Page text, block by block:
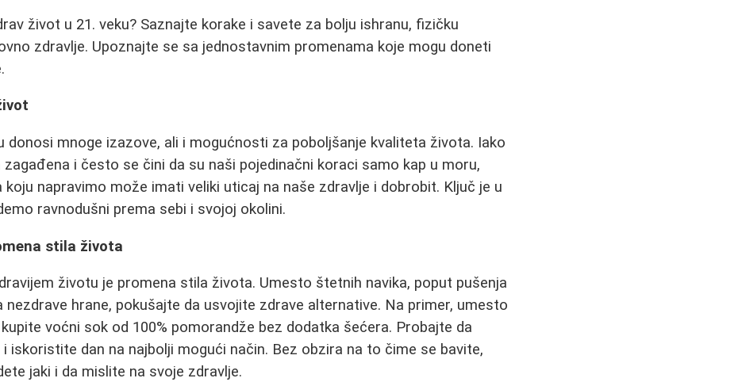
život u 21. veku? Saznajte korake i savete za bolju ishranu, fizičku
zdravlje. Upoznajte se sa jednostavnim promenama koje mogu doneti
donosi mnoge izazove, ali i mogućnosti za poboljšanje kvaliteta života. Iako
zagađena i često se čini da su naši pojedinačni koraci samo kap u moru,
koju napravimo može imati veliki uticaj na naše zdravlje i dobrobit. Ključ je u
ravnodušni prema sebi i svojoj okolini.
stila života
životu je promena stila života. Umesto štetnih navika, poput pušenja
nezdrave hrane, pokušajte da usvojite zdrave alternative. Na primer, umesto
voćni sok od 100% pomorandže bez dodatka šećera. Probajte da
iskoristite dan na najbolji mogući način. Bez obzira na to čime se bavite,
jaki i da mislite na svoje zdravlje.